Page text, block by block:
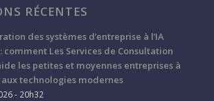
RÉCENTES
des systèmes d’entreprise à l’IA
comment Les Services de Consultation
les petites et moyennes entreprises à
aux technologies modernes
- 20h32